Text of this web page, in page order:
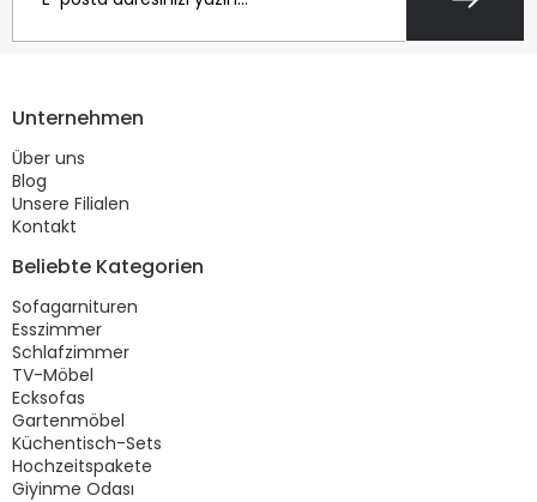
Unternehmen
Über uns
Blog
Unsere Filialen
Kontakt
Beliebte Kategorien
Sofagarnituren
Esszimmer
Schlafzimmer
TV-Möbel
Ecksofas
Gartenmöbel
Küchentisch-Sets
Hochzeitspakete
Giyinme Odası